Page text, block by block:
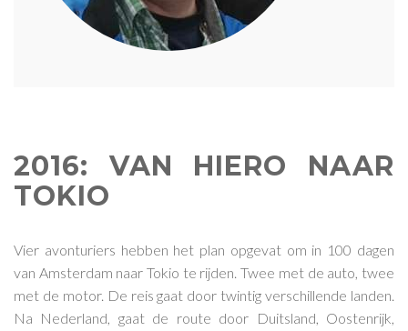
2016: VAN HIERO NAAR
TOKIO
Vier avonturiers hebben het plan opgevat om in 100 dagen
van Amsterdam naar Tokio te rijden. Twee met de auto, twee
met de motor. De reis gaat door twintig verschillende landen.
Na Nederland, gaat de route door Duitsland, Oostenrijk,